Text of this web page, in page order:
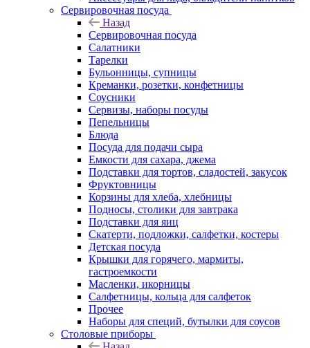
Сервировочная посуда
Назад
Сервировочная посуда
Салатники
Тарелки
Бульонницы, супницы
Креманки, розетки, конфетницы
Соусники
Сервизы, наборы посуды
Пепельницы
Блюда
Посуда для подачи сыра
Емкости для сахара, джема
Подставки для тортов, сладостей, закусок
Фруктовницы
Корзины для хлеба, хлебницы
Подносы, столики для завтрака
Подставки для яиц
Скатерти, подложки, салфетки, костеры
Детская посуда
Крышки для горячего, мармиты,
гастроемкости
Масленки, икорницы
Салфетницы, кольца для салфеток
Прочее
Наборы для специй, бутылки для соусов
Столовые приборы